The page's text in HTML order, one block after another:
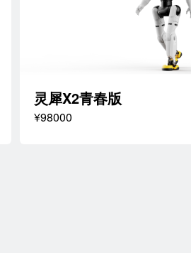
灵犀X2青春版
¥98000